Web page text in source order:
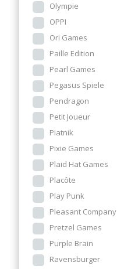
Olympie
OPPI
Ori Games
Paille Edition
Pearl Games
Pegasus Spiele
Pendragon
Petit Joueur
Piatnik
Pixie Games
Plaid Hat Games
Placôte
Play Punk
Pleasant Company
Pretzel Games
Purple Brain
Ravensburger